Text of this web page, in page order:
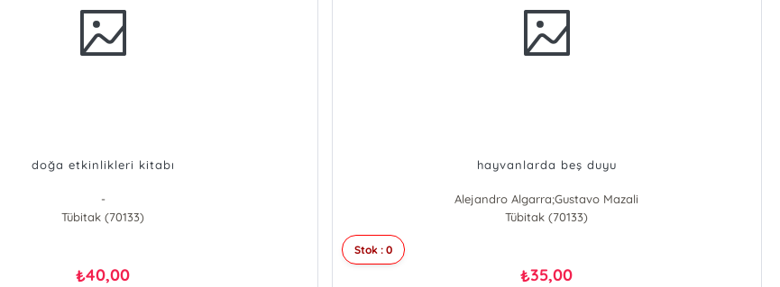
doğa etkinlikleri kitabı
-
Tübitak (70133)
₺40,00
hayvanlarda beş duyu
Alejandro Algarra;Gustavo Mazali
Tübitak (70133)
Stok : 0
₺35,00